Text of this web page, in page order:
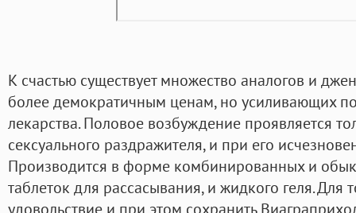
К счастью существует множество аналогов и
более демократичным ценам, но усиливающих
лекарства. Половое возбуждение проявляется
сексуального раздражителя, и при его
Производится в форме комбинированных и
таблеток для рассасывания, и жидкого геля. Для
удовольствие и при этом сохранить